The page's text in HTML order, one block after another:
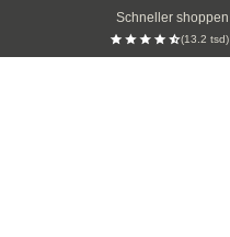
Schneller shoppen
(13.2 tsd)